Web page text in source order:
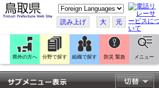
こ
の
ペ
ー
ジ
翻
訳
す
る
読み上げ 大 元
県外の方へ 分野で探す 組織で探す 防災 緊急 メニュー